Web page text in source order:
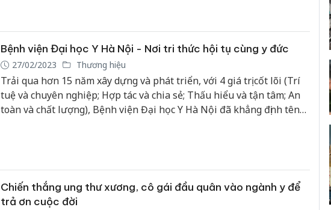
Bệnh viện Đại học Y Hà Nội - Nơi tri thức hội tụ cùng y đức
27/02/2023 Thương hiệu
Trải qua hơn 15 năm xây dựng và phát triển, với 4 giá trị cốt lõi (Trí
tuệ và chuyên nghiệp; Hợp tác và chia sẻ; Thấu hiểu và tận tâm; An
toàn và chất lượng), Bệnh viện Đại học Y Hà Nội đã khẳng định tên
Chiến thắng ung thư xương, cô gái đầu quân vào ngành y để
trả ơn cuộc đời
án sản xuất, buôn
bán yến sào giả
hại trong vụ án
buôn bán bình sữa
Moyuum giả
Phú Quốc ra đầu
thú